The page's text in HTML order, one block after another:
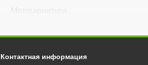
Мотогарнитура
Контактная информация